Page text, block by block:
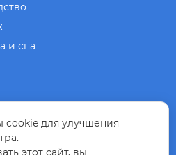
и спа
КИТАЙ
для улучшения
этот сайт, вы